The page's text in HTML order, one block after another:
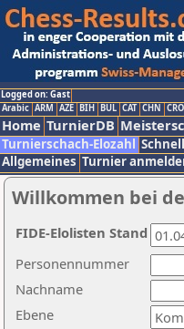
Logged on: Gast
Arabic ARM AZE BIH BUL CAT CHN CRO
Home TurnierDB
Turnierschach-Elozahl
Allgemeines Turnier
Willkommen bei
Nachname
Ebene
Personennummer
FIDE-Elolisten Stand